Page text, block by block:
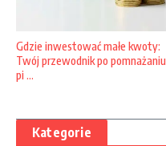
Gdzie inwestować małe kwoty:
Twój przewodnik po pomnażaniu
pi ...
Kategorie